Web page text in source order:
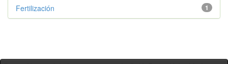
1
Fertilización